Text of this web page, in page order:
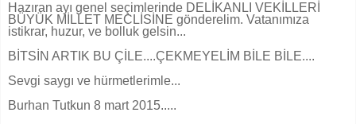
Hazıran ayı genel seçimlerinde DELİKANLI VEKİLLERİ
BÜYÜK MİLLET MECLİSİNE gönderelim. Vatanımıza
istikrar, huzur, ve bolluk gelsin...
BİTSİN ARTIK BU ÇİLE....ÇEKMEYELİM BİLE BİLE....
Sevgi saygı ve hürmetlerimle...
Burhan Tutkun 8 mart 2015.....